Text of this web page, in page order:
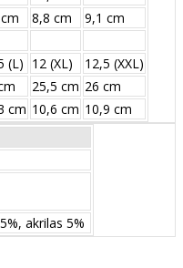
8,8 cm
9,1 cm
(L) 12 (XL)
12,5 (XXL)
25,5 сm 26 сm
сm 10,6 сm 10,9 сm
akrilas 5%